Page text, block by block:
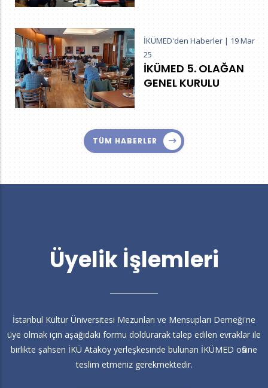
İKÜMED'den Haberler |19 Mar
25
İKÜMED 5. OLAĞAN
GENEL KURULU
TÜM HABERLER
Üyelik İşlemleri
İstanbul Kültür Üniversitesi Mezunları ve Mensupları Derneği'ne
üye olmak için aşağıdaki formu doldurarak talep edilen evraklar ile
birlikte şahsen İKÜ Ataköy yerleşkesinde bulunan İKÜMED ofisine
teslim etmeniz gerekmektedir.